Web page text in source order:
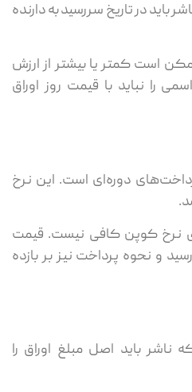
در تاریخ سررسید به دارنده
است کمتر یا بیشتر از ارزش
را نباید با قیمت روز اوراق
دوره‌ای است. این نرخ
نرخ کوپن کافی نیست. قیمت
و نحوه پرداخت نیز بر بازده
ناشر باید اصل مبلغ اوراق را